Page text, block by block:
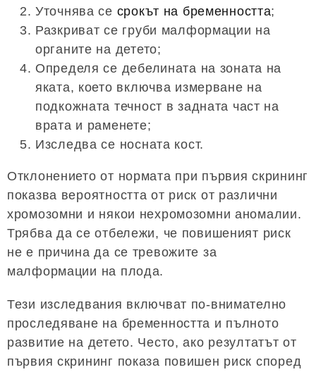
Уточнява се срокът на бременността;
Разкриват се груби малформации на
органите на детето;
Определя се дебелината на зоната на
яката, което включва измерване на
подкожната течност в задната част на
врата и раменете;
Изследва се носната кост.
Отклонението от нормата при първия скрининг
показва вероятността от риск от различни
хромозомни и някои нехромозомни аномалии.
Трябва да се отбележи, че повишеният риск
не е причина да се тревожите за
малформации на плода.
Тези изследвания включват по-внимателно
проследяване на бременността и пълното
развитие на детето. Често, ако резултатът от
първия скрининг показа повишен риск според